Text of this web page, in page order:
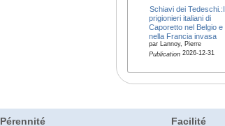
Schiavi dei Tedeschi.:I
prigionieri italiani di
Caporetto nel Belgio e
nella Francia invasa
par Lannoy, Pierre
Publication2026-12-31
Pérennité Facilité